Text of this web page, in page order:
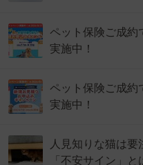
ペット保険ご成約
実施中！
ペット保険ご成約
実施中！
人見知りな猫は
「不安サイン」